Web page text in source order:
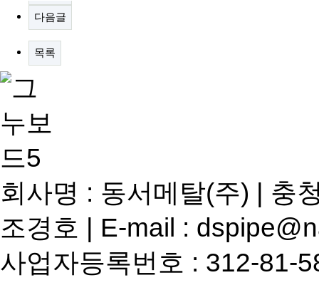
다음글
목록
회사명 : 동서메탈(주) | 충
조경호 | E-mail :
사업자등록번호 : 312-81-